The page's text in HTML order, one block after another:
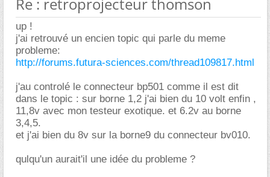
up !
j'ai retrouvé un encien topic qui parle du meme
probleme:
http://forums.futura-sciences.com/thread109817.html
j'au controlé le connecteur bp501 comme il est dit
dans le topic : sur borne 1,2 j'ai bien du 10 volt enfin ,
11,8v avec mon testeur exotique. et 6.2v au borne
3,4,5.
et j'ai bien du 8v sur la borne9 du connecteur bv010.
qulqu'un aurait'il une idée du probleme ?